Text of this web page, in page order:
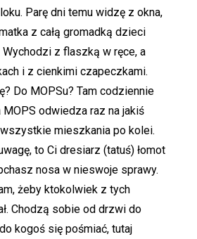
Parę dni temu widzę z okna,
z całą gromadką dzieci
z flaszką w ręce, a
i z cienkimi czapeczkami.
Do MOPSu? Tam codziennie
MOPS odwiedza raz na jakiś
mieszkania po kolei.
to Ci dresiarz (tatuś) łomot
nosa w nieswoje sprawy.
żeby ktokolwiek z tych
Chodzą sobie od drzwi do
kogoś się pośmiać, tutaj